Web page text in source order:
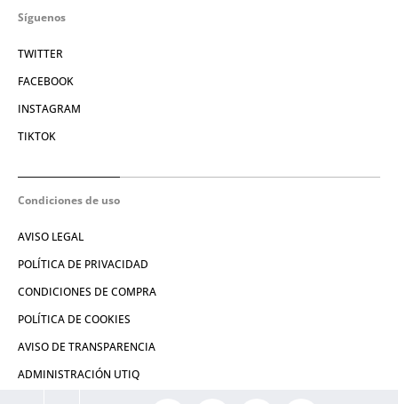
Síguenos
TWITTER
FACEBOOK
INSTAGRAM
TIKTOK
Condiciones de uso
AVISO LEGAL
POLÍTICA DE PRIVACIDAD
CONDICIONES DE COMPRA
POLÍTICA DE COOKIES
AVISO DE TRANSPARENCIA
ADMINISTRACIÓN UTIQ